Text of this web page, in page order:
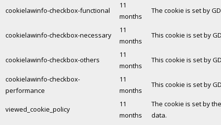
cookielawinfo-checkbox-functional
11
months
The cookie is set by
cookielawinfo-checkbox-necessary
11
months
This cookie is set by
cookielawinfo-checkbox-others
11
months
This cookie is set by
cookielawinfo-checkbox-
performance
11
months
This cookie is set by
viewed_cookie_policy
11
months
The cookie is set by
data.